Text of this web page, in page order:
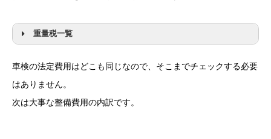
重量税一覧
車両
重量
ー
満
車検の法定費用はどこも同じなので、そこまでチェックする必要
はありません。
次は大事な整備費用の内訳です。